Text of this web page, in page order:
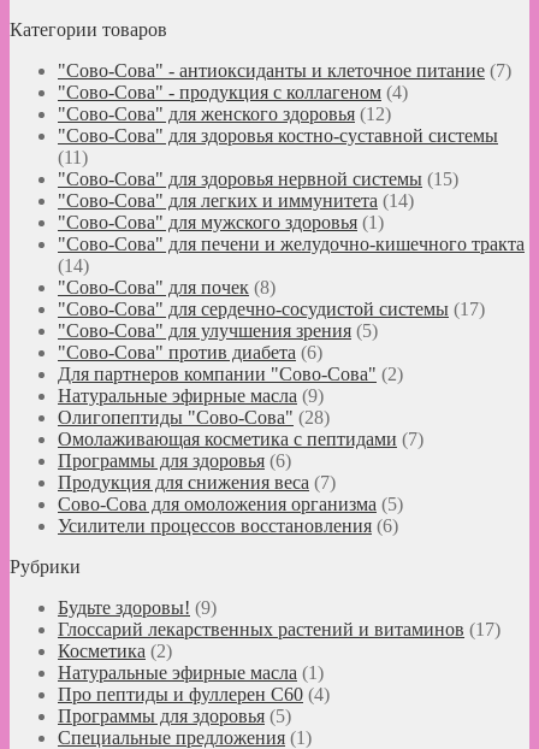
Категории товаров
"Сово-Сова" - антиоксиданты и клеточное питание (7)
"Сово-Сова" - продукция с коллагеном (4)
"Сово-Сова" для женского здоровья (12)
"Сово-Сова" для здоровья костно-суставной системы
(11)
"Сово-Сова" для здоровья нервной системы (15)
"Сово-Сова" для легких и иммунитета (14)
"Сово-Сова" для мужского здоровья (1)
"Сово-Сова" для печени и желудочно-кишечного тракта
(14)
"Сово-Сова" для почек (8)
"Сово-Сова" для сердечно-сосудистой системы (17)
"Сово-Сова" для улучшения зрения (5)
"Сово-Сова" против диабета (6)
Для партнеров компании "Сово-Сова" (2)
Натуральные эфирные масла (9)
Олигопептиды "Сово-Сова" (28)
Омолаживающая косметика с пептидами (7)
Программы для здоровья (6)
Продукция для снижения веса (7)
Сово-Сова для омоложения организма (5)
Усилители процессов восстановления (6)
Рубрики
Будьте здоровы! (9)
Глоссарий лекарственных растений и витаминов (17)
Косметика (2)
Натуральные эфирные масла (1)
Про пептиды и фуллерен C60 (4)
Программы для здоровья (5)
Специальные предложения (1)